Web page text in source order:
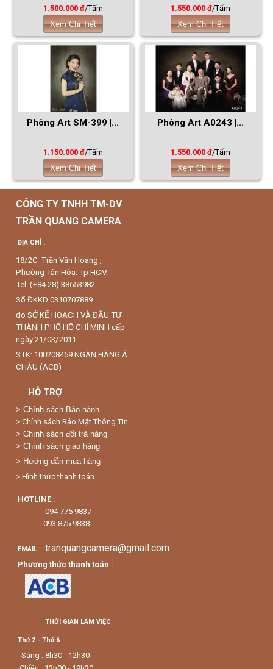
1.500.000 đ/Tấm
Xem Chi Tiết
1.550.000 đ/Tấm
Xem Chi Tiết
Phông Art SM-399 |...
1.150.000 đ/Tấm
Xem Chi Tiết
Phông Art A0243 |...
1.550.000 đ/Tấm
Xem Chi Tiết
CÔNG TY TNHH TM-DV
TRẦN QUANG CAMERA
ĐỊA CHỈ :
18/2C Trần Văn Hoàng ,
Phường Tân Hòa. Tp HCM
Tel: (+84.28) 38653982
Số ĐKKD 0310707889
do SỞ KẾ HOẠCH VÀ ĐẦU TƯ
THÀNH PHỐ HỒ CHÍ MINH cấp
ngày 21/03/2011
STK: 100208459 NGÂN HÀNG Á
CHÂU (ACB)
HỖ TRỢ
> Chính sách Bảo hành
> Chính sách Bảo Mật Thông Tin
> Chính sách đổi trả hàng
> Chính sách giao hàng
> Hướng dẫn mua hàng
> Hình thức thanh toán
HOTLINE :
094 775 9837
093 875 9838
EMAIL : tranquangcamera@gmail.com
Phương thức thanh toán :
THỜI GIAN LÀM VIỆC
Thứ 2 - Thứ 6 :
Sáng : 8h30 - 12h30